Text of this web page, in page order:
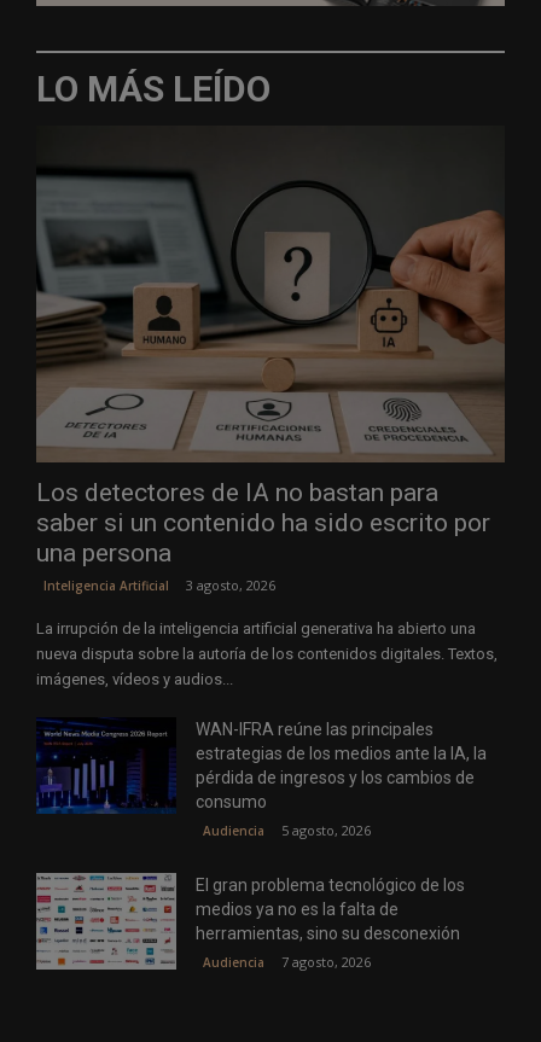
LO MÁS LEÍDO
Los detectores de IA no bastan para
saber si un contenido ha sido escrito por
una persona
Inteligencia Artificial 3 agosto, 2026
La irrupción de la inteligencia artificial generativa ha abierto una
nueva disputa sobre la autoría de los contenidos digitales. Textos,
imágenes, vídeos y audios...
WAN-IFRA reúne las principales
estrategias de los medios ante la IA, la
pérdida de ingresos y los cambios de
consumo
Audiencia 5 agosto, 2026
El gran problema tecnológico de los
medios ya no es la falta de
herramientas, sino su desconexión
Audiencia 7 agosto, 2026